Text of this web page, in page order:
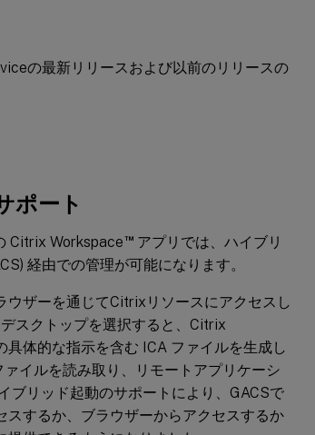
の最新リリースおよび以前のリリースの
ポート
Citrix Workspace™アプリでは、ハイブリ
経由での管理が可能になります。
ザーを通じてCitrixリソースにアクセスし
スクトップを選択すると、Citrix
体的な指示を含む ICA ファイルを生成し
イルを読み取り、リモートアプリケーシ
ブリッド起動のサポートにより、GACSで
するか、ブラウザーからアクセスするか